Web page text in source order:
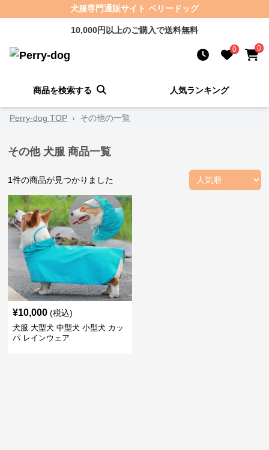
犬服専門通販サイト ペリードッグ
10,000円以上のご購入で送料無料
0 0
商品を検索する 人気ランキング
Perry-dog TOP › その他の一覧
その他 犬服 商品一覧
1件の商品が見つかりました
¥10,000 (税込)
犬服 大型犬 中型犬 小型犬 カッ
パ レインウェア